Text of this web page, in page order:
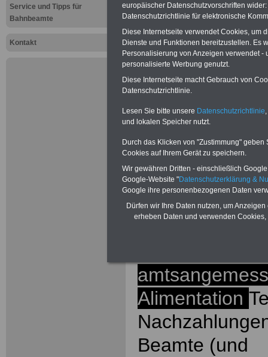
Service und Tipps für
Bahnbeamte
Kontakt
...auch für Bahnbeamte: Neu
2026
ACHTUNG
Alimentation
Beamte (und
europäischer Datenschutzvorschriften
Datenschutzrichtlinie für elektronische
Diese Internetseite verwendet Cookies, um
Dienste und Funktionen bereitzustellen. Es
Personalisierung von Anzeigen verwendet
personalisierte Werbung genutzt.
Diese Internetseite macht Gebrauch von
Datenschutzrichtlinie.
Lesen Sie bitte unsere Datenschutzrichtlinie
und lokalen Speicher nutzt.
Durch das Klicken von "Zustimmung"
Cookies auf Ihrem Gerät zu speichern.
Wir gewähren Dritten - einschließlich
Google-Website "Datenschutzerklärung &
Google ihre personenbezogenen Daten
Dürfen wir Ihre Daten nutzen, um
erheben Daten und verwenden